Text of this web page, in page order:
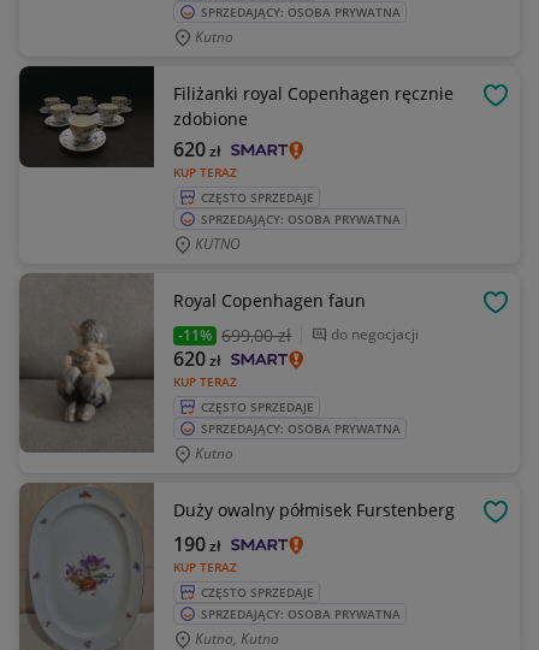
SPRZEDAJĄCY: OSOBA PRYWATNA
Kutno
Filiżanki royal Copenhagen ręcznie
zdobione
KUP TERAZ
620zł
CZĘSTO SPRZEDAJE
SPRZEDAJĄCY: OSOBA PRYWATNA
KUTNO
Royal Copenhagen faun
-11% 699,00 zł do negocjacji
KUP TERAZ
620zł
CZĘSTO SPRZEDAJE
SPRZEDAJĄCY: OSOBA PRYWATNA
Kutno
Duży owalny półmisek Furstenberg
KUP TERAZ
190zł
CZĘSTO SPRZEDAJE
SPRZEDAJĄCY: OSOBA PRYWATNA
Kutno, Kutno